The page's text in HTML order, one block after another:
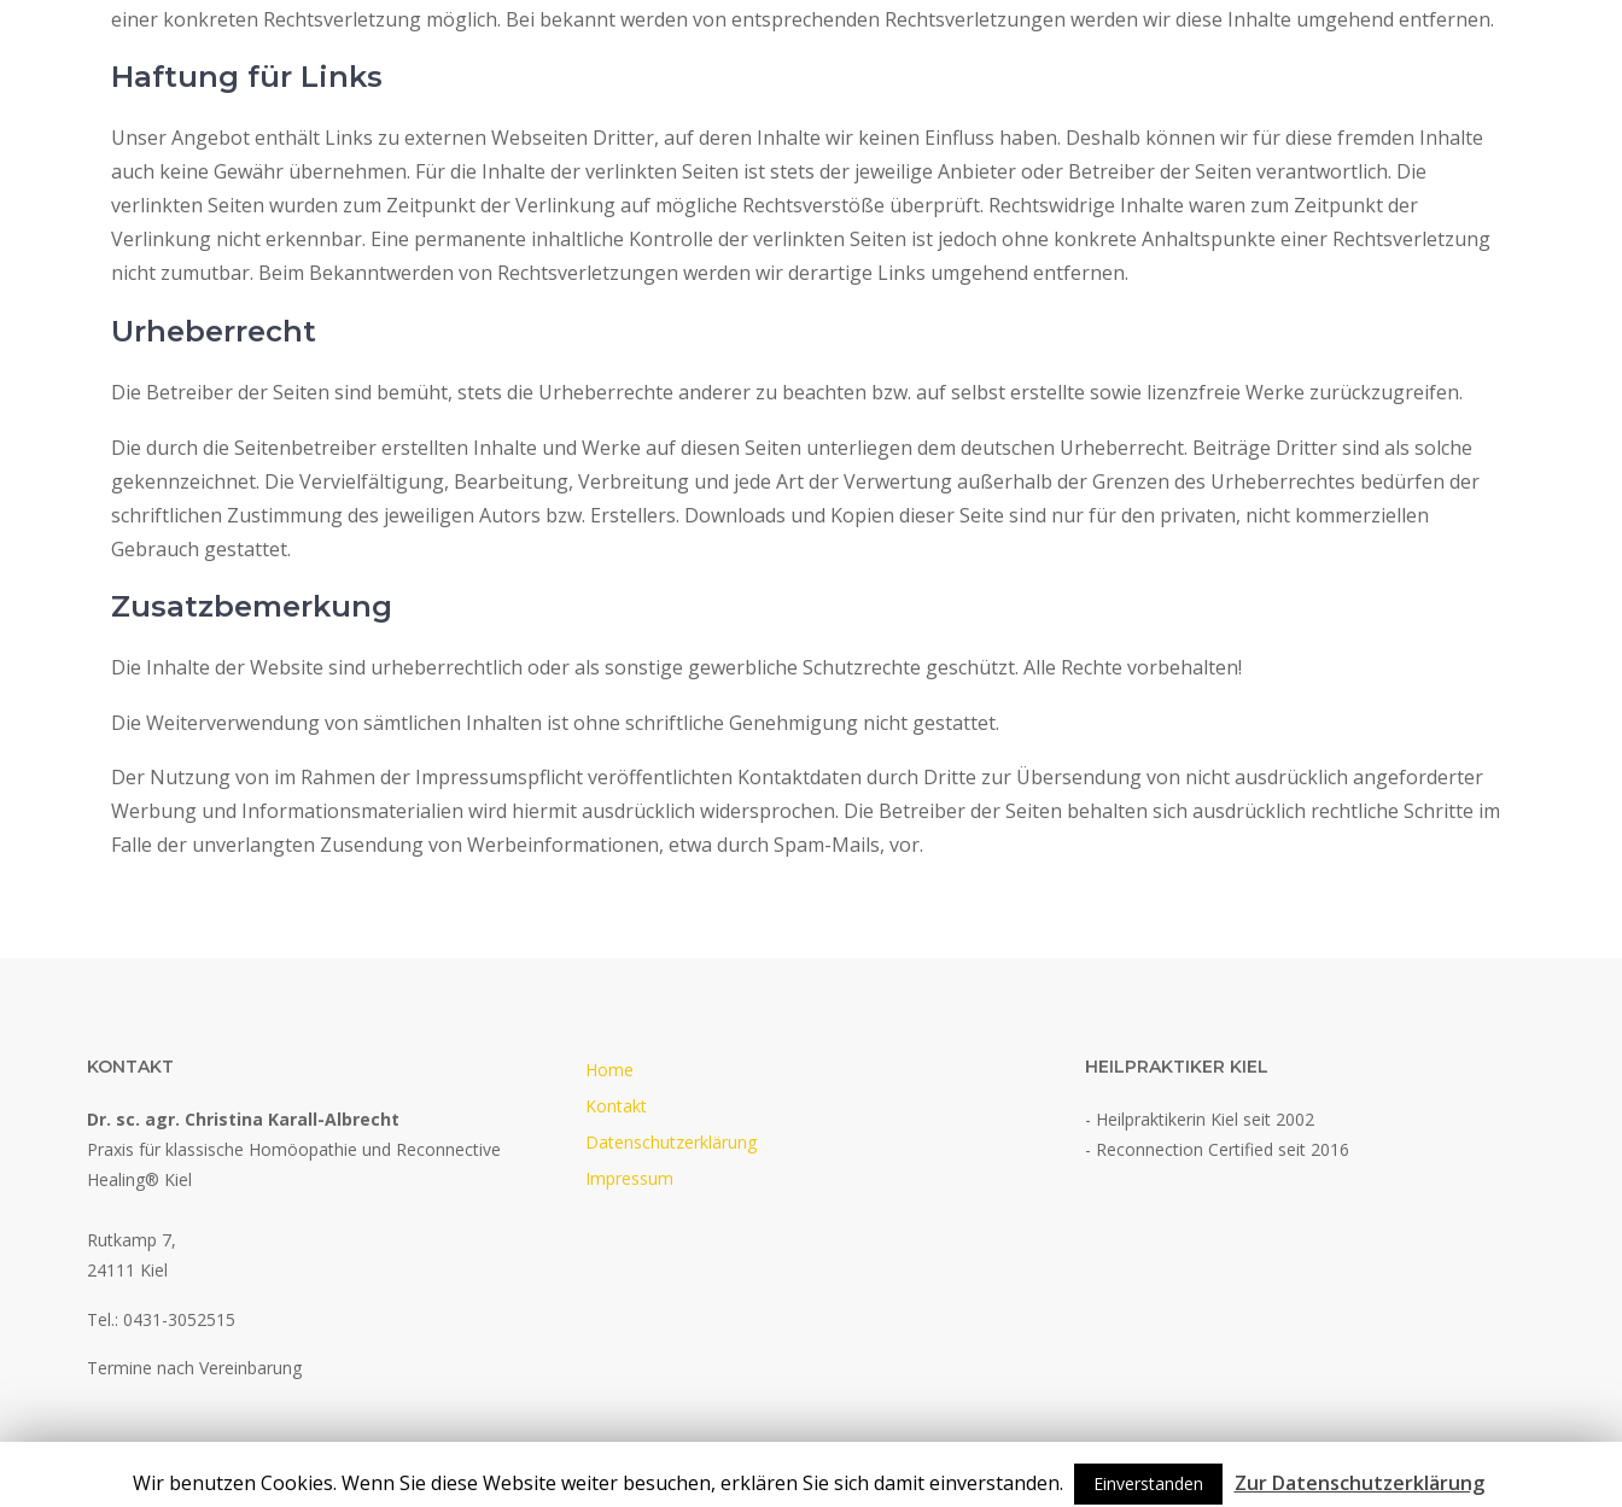
einer konkreten Rechtsverletzung möglich. Bei bekannt werden von entsprechenden Rechtsverletzungen werden wir diese Inhalte umgehend entfernen.
Haftung für Links
Unser Angebot enthält Links zu externen Webseiten Dritter, auf deren Inhalte wir keinen Einfluss haben. Deshalb können wir für diese fremden Inhalte
auch keine Gewähr übernehmen. Für die Inhalte der verlinkten Seiten ist stets der jeweilige Anbieter oder Betreiber der Seiten verantwortlich. Die
verlinkten Seiten wurden zum Zeitpunkt der Verlinkung auf mögliche Rechtsverstöße überprüft. Rechtswidrige Inhalte waren zum Zeitpunkt der
Verlinkung nicht erkennbar. Eine permanente inhaltliche Kontrolle der verlinkten Seiten ist jedoch ohne konkrete Anhaltspunkte einer Rechtsverletzung
nicht zumutbar. Beim Bekanntwerden von Rechtsverletzungen werden wir derartige Links umgehend entfernen.
Urheberrecht
Die Betreiber der Seiten sind bemüht, stets die Urheberrechte anderer zu beachten bzw. auf selbst erstellte sowie lizenzfreie Werke zurückzugreifen.
Die durch die Seitenbetreiber erstellten Inhalte und Werke auf diesen Seiten unterliegen dem deutschen Urheberrecht. Beiträge Dritter sind als solche
gekennzeichnet. Die Vervielfältigung, Bearbeitung, Verbreitung und jede Art der Verwertung außerhalb der Grenzen des Urheberrechtes bedürfen der
schriftlichen Zustimmung des jeweiligen Autors bzw. Erstellers. Downloads und Kopien dieser Seite sind nur für den privaten, nicht kommerziellen
Gebrauch gestattet.
Zusatzbemerkung
Die Inhalte der Website sind urheberrechtlich oder als sonstige gewerbliche Schutzrechte geschützt. Alle Rechte vorbehalten!
Die Weiterverwendung von sämtlichen Inhalten ist ohne schriftliche Genehmigung nicht gestattet.
Der Nutzung von im Rahmen der Impressumspflicht veröffentlichten Kontaktdaten durch Dritte zur Übersendung von nicht ausdrücklich angeforderter
Werbung und Informationsmaterialien wird hiermit ausdrücklich widersprochen. Die Betreiber der Seiten behalten sich ausdrücklich rechtliche Schritte im
Falle der unverlangten Zusendung von Werbeinformationen, etwa durch Spam-Mails, vor.
KONTAKT
Dr. sc. agr. Christina Karall-Albrecht
Praxis für klassische Homöopathie und Reconnective
Healing® Kiel
Rutkamp 7,
24111 Kiel
Tel.: 0431-3052515
Termine nach Vereinbarung
Home
Kontakt
Datenschutzerklärung
Impressum
HEILPRAKTIKER KIEL
- Heilpraktikerin Kiel seit 2002
- Reconnection Certified seit 2016
© 2026 Dr. sc. agr. Christina Karall-Albrecht
Wir benutzen Cookies. Wenn Sie diese Website weiter besuchen, erklären Sie sich damit einverstanden. Einverstanden Zur Datenschutzerklärung